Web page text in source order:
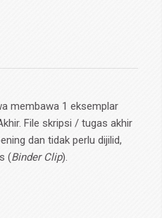
membawa 1 eksemplar
File skripsi / tugas akhir
dan tidak perlu dijilid,
(Binder Clip).